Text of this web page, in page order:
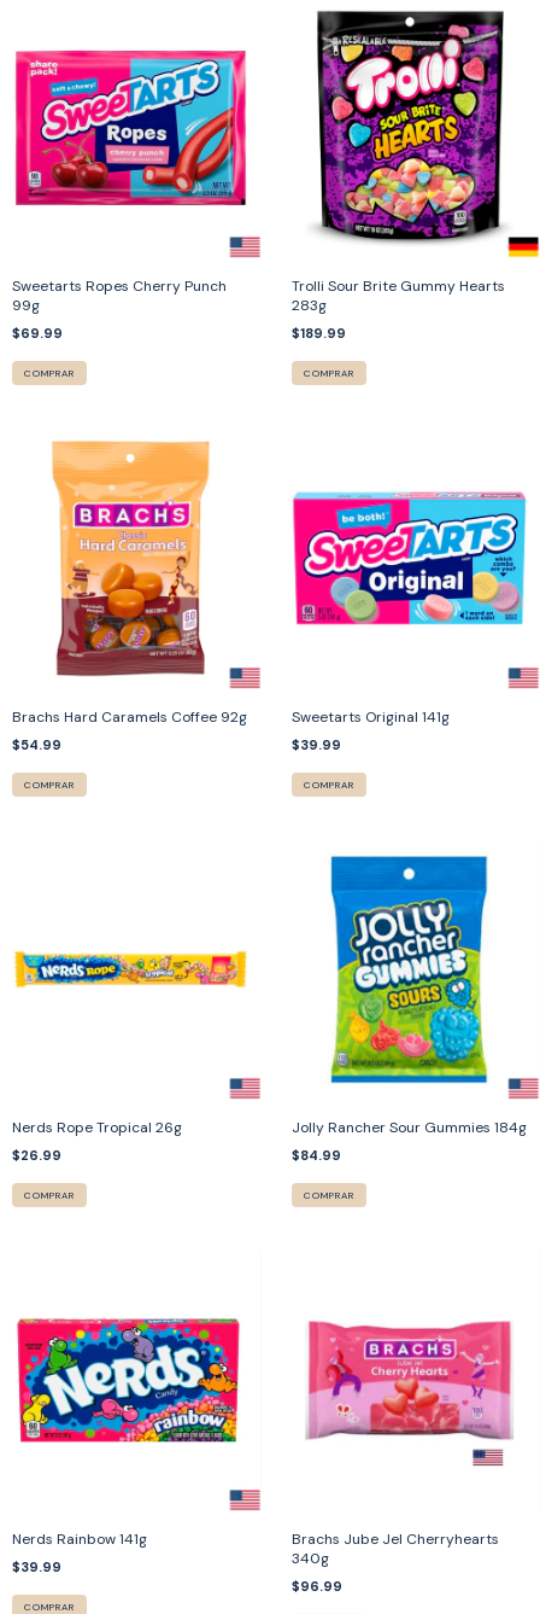
Sweetarts Ropes Cherry Punch
99g
$69.99
COMPRAR
Trolli Sour Brite Gummy Hearts
283g
$189.99
COMPRAR
Brachs Hard Caramels Coffee 92g
$54.99
COMPRAR
Sweetarts Original 141g
$39.99
COMPRAR
Nerds Rope Tropical 26g
$26.99
COMPRAR
Jolly Rancher Sour Gummies 184g
$84.99
COMPRAR
Nerds Rainbow 141g
$39.99
COMPRAR
Brachs Jube Jel Cherryhearts
340g
$96.99